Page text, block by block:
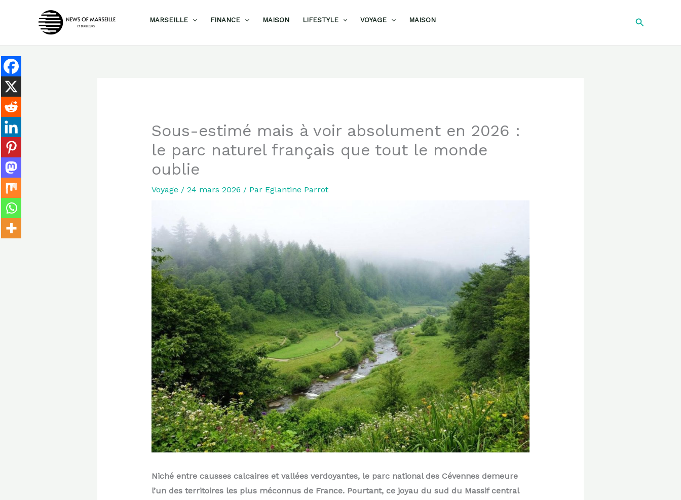
MARSEILLE FINANCE MAISON LIFESTYLE VOYAGE MAISON
Sous-estimé mais à voir absolument en 2026 :
le parc naturel français que tout le monde
oublie
Voyage / 24 mars 2026 / Par Eglantine Parrot
Niché entre causses calcaires et vallées verdoyantes, le parc national des Cévennes demeure
l’un des territoires les plus méconnus de France. Pourtant, ce joyau du sud du Massif central